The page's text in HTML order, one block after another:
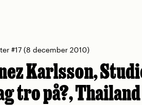
#17(8 december 2010)
Karlsson,
tro på?, Thailand